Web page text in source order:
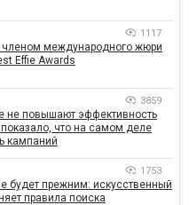
1117
членом международного жюри
Effie Awards
3859
не повышают эффективность
что на самом деле
кампаний
1753
будет прежним: искусственный
правила поиска